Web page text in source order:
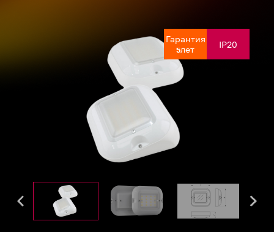
Гарантия
5лет IP20
Гарантия
5лет IP20
Гарантия
5лет IP20